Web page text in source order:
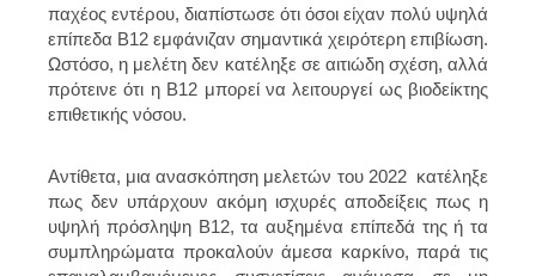
παχέος εντέρου, διαπίστωσε ότι όσοι είχαν πολύ υψηλά
επίπεδα Β12 εμφάνιζαν σημαντικά χειρότερη επιβίωση.
Ωστόσο, η μελέτη δεν κατέληξε σε αιτιώδη σχέση, αλλά
πρότεινε ότι η Β12 μπορεί να λειτουργεί ως βιοδείκτης
επιθετικής νόσου.
Αντίθετα, μια ανασκόπηση μελετών του 2022 κατέληξε
πως δεν υπάρχουν ακόμη ισχυρές αποδείξεις πως η
υψηλή πρόσληψη Β12, τα αυξημένα επίπεδά της ή τα
συμπληρώματα προκαλούν άμεσα καρκίνο, παρά τις